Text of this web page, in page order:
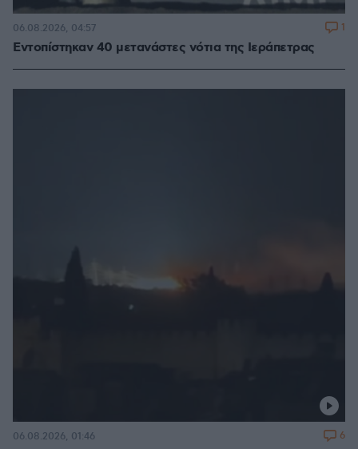
Εντοπίστηκαν 40 μετανάστες νότια της Ιεράπετρας
06.08.2026, 04:57 1
06.08.2026, 01:46 6